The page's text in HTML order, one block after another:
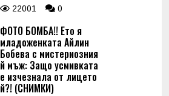
22001 0
ФОТО БОМБА!! Ето я
младоженката Айлин
Бобева с мистериозния
й мъж: Защо усмивката
е изчезнала от лицето
й?! (СНИМКИ)